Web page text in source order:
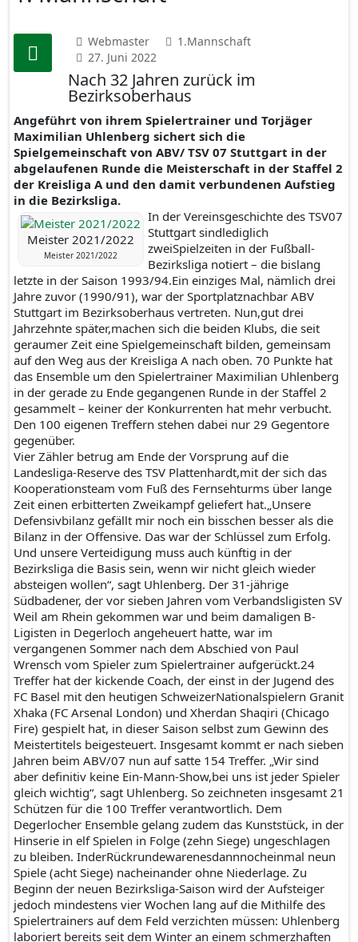
Webmaster
1.Mannschaft
27. Juni 2022
Nach 32 Jahren zurück im
Bezirksoberhaus
Angeführt von ihrem Spielertrainer und Torjäger
Maximilian Uhlenberg sichert sich die
Spielgemeinschaft von ABV/ TSV 07 Stuttgart in der
abgelaufenen Runde die Meisterschaft in der Staffel 2
der Kreisliga A und den damit verbundenen Aufstieg
in die Bezirksliga.
Meister 2021/2022
Meister 2021/2022
In der Vereinsgeschichte des TSV07
Stuttgart sindlediglich
zweiSpielzeiten in der Fußball-
Bezirksliga notiert – die bislang
letzte in der Saison 1993/94.Ein einziges Mal, nämlich drei
Jahre zuvor (1990/91), war der Sportplatznachbar ABV
Stuttgart im Bezirksoberhaus vertreten. Nun,gut drei
Jahrzehnte später,machen sich die beiden Klubs, die seit
geraumer Zeit eine Spielgemeinschaft bilden, gemeinsam
auf den Weg aus der Kreisliga A nach oben. 70 Punkte hat
das Ensemble um den Spielertrainer Maximilian Uhlenberg
in der gerade zu Ende gegangenen Runde in der Staffel 2
gesammelt – keiner der Konkurrenten hat mehr verbucht.
Den 100 eigenen Treffern stehen dabei nur 29 Gegentore
gegenüber.
Vier Zähler betrug am Ende der Vorsprung auf die
Landesliga-Reserve des TSV Plattenhardt,mit der sich das
Kooperationsteam vom Fuß des Fernsehturms über lange
Zeit einen erbitterten Zweikampf geliefert hat.„Unsere
Defensivbilanz gefällt mir noch ein bisschen besser als die
Bilanz in der Offensive. Das war der Schlüssel zum Erfolg.
Und unsere Verteidigung muss auch künftig in der
Bezirksliga die Basis sein, wenn wir nicht gleich wieder
absteigen wollen“, sagt Uhlenberg. Der 31-jährige
Südbadener, der vor sieben Jahren vom Verbandsligisten SV
Weil am Rhein gekommen war und beim damaligen B-
Ligisten in Degerloch angeheuert hatte, war im
vergangenen Sommer nach dem Abschied von Paul
Wrensch vom Spieler zum Spielertrainer aufgerückt.24
Treffer hat der kickende Coach, der einst in der Jugend des
FC Basel mit den heutigen SchweizerNationalspielern Granit
Xhaka (FC Arsenal London) und Xherdan Shaqiri (Chicago
Fire) gespielt hat, in dieser Saison selbst zum Gewinn des
Meistertitels beigesteuert. Insgesamt kommt er nach sieben
Jahren beim ABV/07 nun auf satte 154 Treffer. „Wir sind
aber definitiv keine Ein-Mann-Show,bei uns ist jeder Spieler
gleich wichtig“, sagt Uhlenberg. So zeichneten insgesamt 21
Schützen für die 100 Treffer verantwortlich. Dem
Degerlocher Ensemble gelang zudem das Kunststück, in der
Hinserie in elf Spielen in Folge (zehn Siege) ungeschlagen
zu bleiben. InderRückrundewarenesdannnocheinmal neun
Spiele (acht Siege) nacheinander ohne Niederlage. Zu
Beginn der neuen Bezirksliga-Saison wird der Aufsteiger
jedoch mindestens vier Wochen lang auf die Mithilfe des
Spielertrainers auf dem Feld verzichten müssen: Uhlenberg
laboriert bereits seit dem Winter an einem schmerzhaften